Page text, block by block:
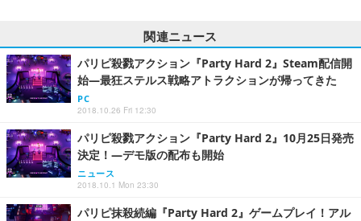
関連ニュース
パリピ殺戮アクション『Party Hard 2』Steam配信開
始―最狂ステルス戦略アトラクションが帰ってきた
PC
2018.10.26 Fri 12:30
パリピ殺戮アクション『Party Hard 2』10月25日発売
決定！―デモ版の配布も開始
ニュース
2018.10.1 Mon 23:30
パリピ抹殺続編『Party Hard 2』ゲームプレイ！アル